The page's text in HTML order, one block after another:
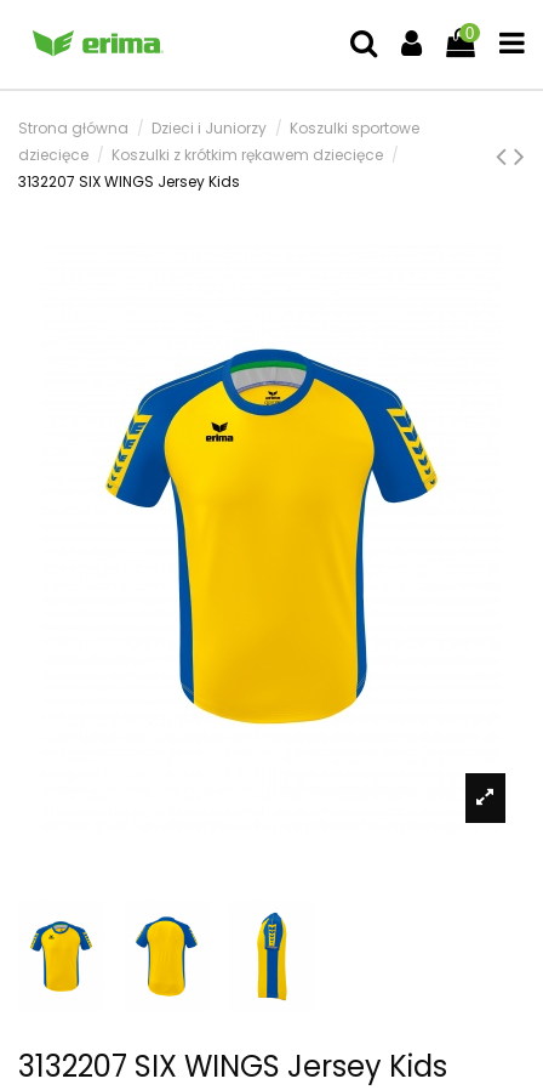
0
Strona główna Dzieci i Juniorzy
Koszulki sportowe
dziecięce
Koszulki z krótkim rękawem dziecięce
3132207 SIX WINGS Jersey Kids
3132207 SIX WINGS Jersey Kids